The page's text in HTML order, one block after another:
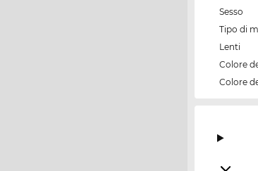
Sesso
Tipo di
Lenti
Colore
Colore